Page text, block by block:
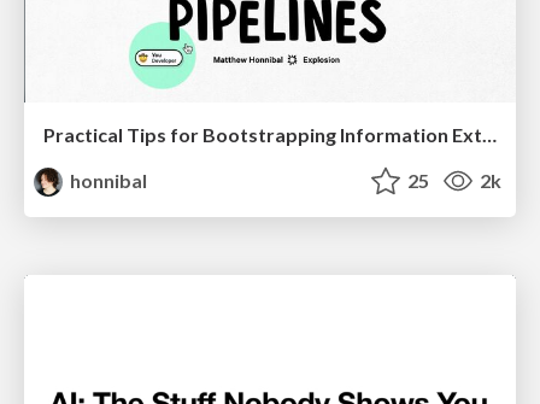
Practical Tips for Bootstrapping Information Extraction Pipelines
honnibal
25 2k